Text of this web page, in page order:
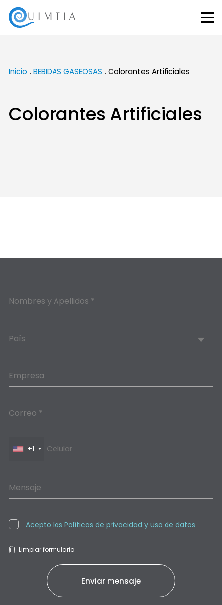
Inicio BEBIDAS GASEOSAS Colorantes Artificiales
Colorantes Artificiales
Nombres y Apellidos *
País
Empresa
Correo *
+1
Mensaje
Acepto las Políticas de privacidad y uso de datos
Limpiar formulario